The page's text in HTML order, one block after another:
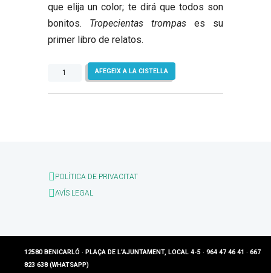
que elija un color; te dirá que todos son
bonitos. Tropecientas trompas es su
primer libro de relatos.
quantitat
Tropecientas
AFEGEIX A LA CISTELLA
POLÍTICA DE PRIVACITAT
AVÍS LEGAL
12580 BENICARLÓ · PLAÇA DE L'AJUNTAMENT, LOCAL 4-5 · 964 47 46 41 · 667
823 638 (WHATSAPP)